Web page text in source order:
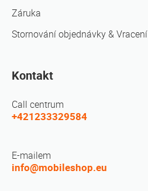
Záruka
Stornování objednávky & Vracení
Kontakt
Call centrum
+421233329584
E-mailem
info@mobileshop.eu